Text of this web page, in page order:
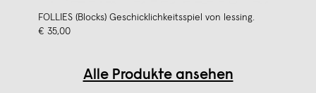
FOLLIES (Blocks) Geschicklichkeitsspiel von lessing.
€ 35,00
Alle Produkte ansehen